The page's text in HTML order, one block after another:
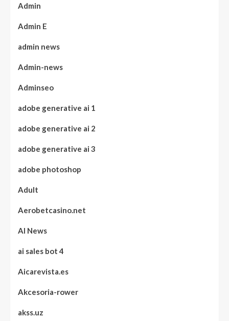
Admin
Admin E
admin news
Admin-news
Adminseo
adobe generative ai 1
adobe generative ai 2
adobe generative ai 3
adobe photoshop
Adult
Aerobetcasino.net
AI News
ai sales bot 4
Aicarevista.es
Akcesoria-rower
akss.uz